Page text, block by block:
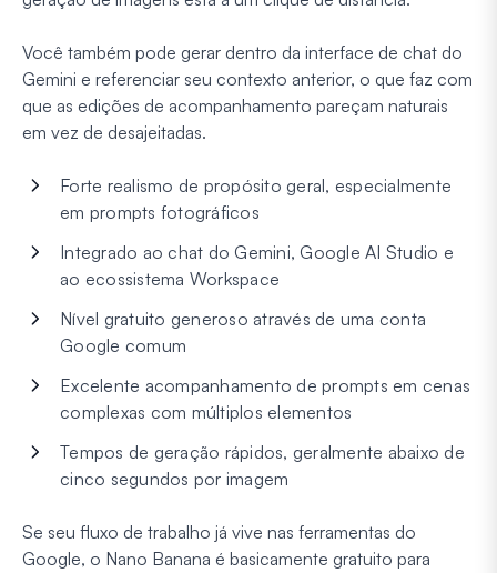
Você também pode gerar dentro da interface de chat do
Gemini e referenciar seu contexto anterior, o que faz com
que as edições de acompanhamento pareçam naturais
em vez de desajeitadas.
Forte realismo de propósito geral, especialmente
em prompts fotográficos
Integrado ao chat do Gemini, Google AI Studio e
ao ecossistema Workspace
Nível gratuito generoso através de uma conta
Google comum
Excelente acompanhamento de prompts em cenas
complexas com múltiplos elementos
Tempos de geração rápidos, geralmente abaixo de
cinco segundos por imagem
Se seu fluxo de trabalho já vive nas ferramentas do
Google, o Nano Banana é basicamente gratuito para